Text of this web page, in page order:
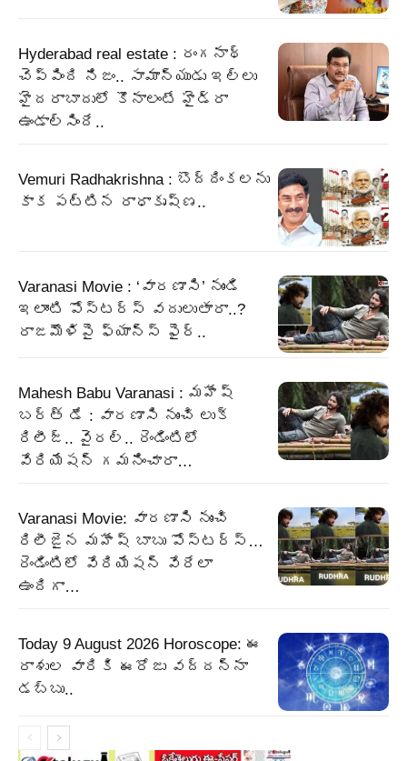
Hyderabad real estate : రంగనాథ్
చెప్పింది నిజం.. సామాన్యుడు ఇల్లు
హైదరాబాదులో కొనాలంటే హైడ్రా
ఉండాల్సిందే..
Vemuri Radhakrishna : బొద్దింకలను
కాక పట్టిన రాధాకృష్ణ..
Varanasi Movie : ‘వారణాసి’ నుండి
ఇలాంటి పోస్టర్స్ వదులుతారా..?
రాజమౌళిపై ఫ్యాన్స్ ఫైర్..
Mahesh Babu Varanasi : మహేష్
బర్త్ డే : వారణాసి నుంచి లుక్
రిలీజ్.. వైరల్.. రెండింటిలో
వేరియేషన్ గమనించారా…
Varanasi Movie: వారణాసి నుంచి
రిలీజైన మహేష్ బాబు పోస్టర్స్…
రెండింటిలో వేరియేషన్ వేరేలా
ఉందిగా…
Today 9 August 2026 Horoscope: ఈ
రాశుల వారికి ఈరోజు వద్దన్నా
డబ్బు..